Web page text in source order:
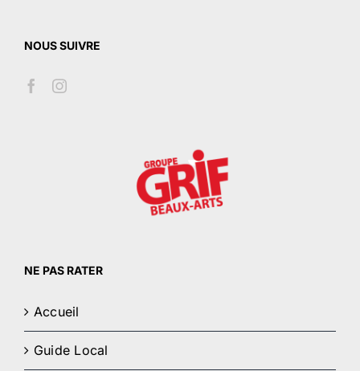
NOUS SUIVRE
NE PAS RATER
Accueil
Guide Local